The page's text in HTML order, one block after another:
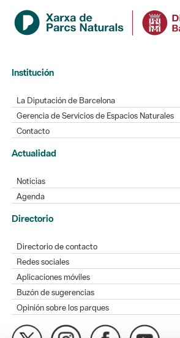
Institución
La Diputación de Barcelona
Gerencia de Servicios de Espacios Naturales
Contacto
Actualidad
Noticias
Agenda
Directorio
Directorio de contacto
Redes sociales
Aplicaciones móviles
Buzón de sugerencias
Opinión sobre los parques